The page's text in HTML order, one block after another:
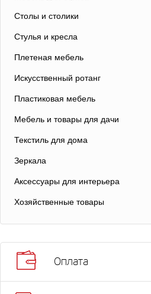
Столы и столики
Стулья и кресла
Плетеная мебель
Искусственный ротанг
Пластиковая мебель
Мебель и товары для дачи
Текстиль для дома
Зеркала
Аксессуары для интерьера
Хозяйственные товары
Оплата